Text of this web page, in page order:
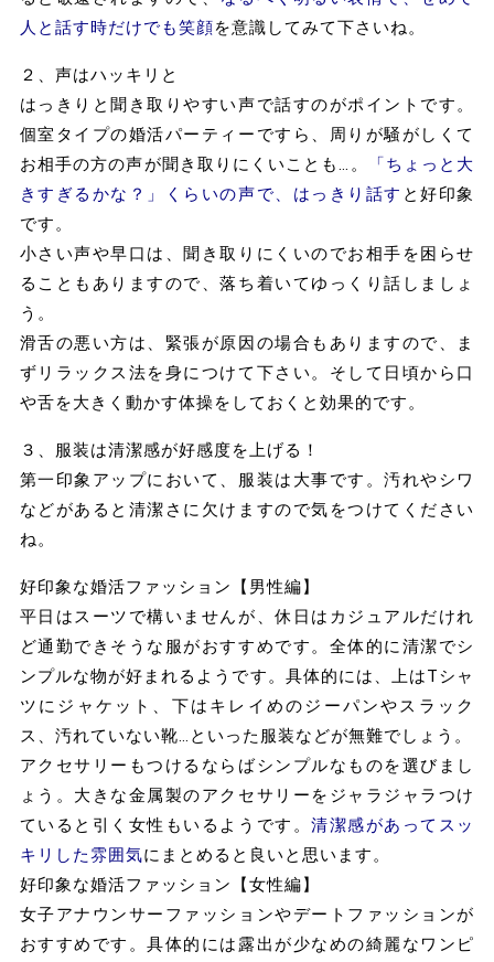
人と話す時だけでも笑顔を意識してみて下さいね。
２、声はハッキリと
はっきりと聞き取りやすい声で話すのがポイントです。
個室タイプの婚活パーティーですら、周りが騒がしくて
お相手の方の声が聞き取りにくいことも…。
「ちょっと大
きすぎるかな？」くらいの声で、はっきり話す と好印象
です。
小さい声や早口は、聞き取りにくいのでお相手を困らせ
ることもありますので、落ち着いてゆっくり話しましょ
う。
滑舌の悪い方は、緊張が原因の場合もありますので、ま
ずリラックス法を身につけて下さい。そして日頃から口
や舌を大きく動かす体操をしておくと効果的です。
３、服装は清潔感が好感度を上げる！
第一印象アップにおいて、服装は大事です。汚れやシワ
などがあると清潔さに欠けますので気をつけてください
ね。
好印象な婚活ファッション【男性編】
平日はスーツで構いませんが、休日はカジュアルだけれ
ど通勤できそうな服がおすすめです。全体的に清潔でシ
ンプルな物が好まれるようです。具体的には、上はTシャ
ツにジャケット、下はキレイめのジーパンやスラック
ス、汚れていない靴…といった服装などが無難でしょう。
アクセサリーもつけるならばシンプルなものを選びまし
ょう。大きな金属製のアクセサリーをジャラジャラつけ
ていると引く女性もいるようです。清潔感があってスッ
キリした雰囲気にまとめると良いと思います。
好印象な婚活ファッション【女性編】
女子アナウンサーファッションやデートファッションが
おすすめです。具体的には露出が少なめの綺麗なワンピ